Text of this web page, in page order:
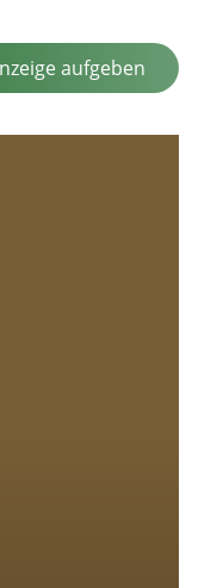
aufgeben